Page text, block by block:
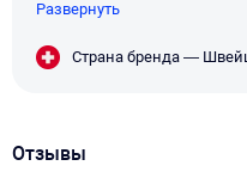
Развернуть
Страна бренда —
Отзывы